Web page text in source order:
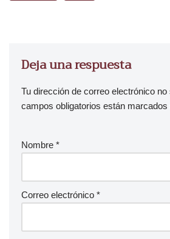
Deja una respuesta
Tu dirección de correo electrónico no
campos obligatorios están marcados
Nombre *
Correo electrónico *